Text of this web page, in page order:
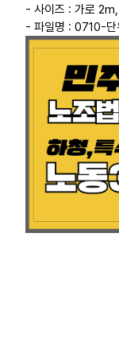
- 사이즈 : 가로
- 파일명 : 0710-단